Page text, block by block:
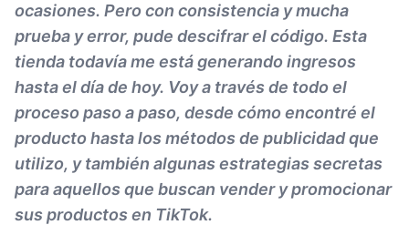
ocasiones. Pero con consistencia y mucha
prueba y error, pude descifrar el código. Esta
tienda todavía me está generando ingresos
hasta el día de hoy. Voy a través de todo el
proceso paso a paso, desde cómo encontré el
producto hasta los métodos de publicidad que
utilizo, y también algunas estrategias secretas
para aquellos que buscan vender y promocionar
sus productos en TikTok.